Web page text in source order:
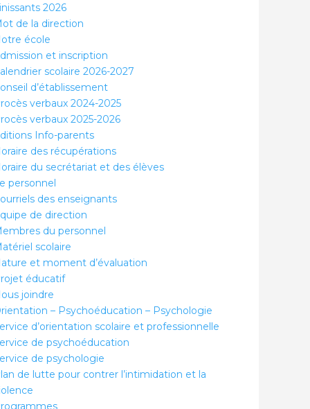
2026
de la direction
école
et inscription
scolaire 2026-2027
d’établissement
verbaux 2024-2025
verbaux 2025-2026
Info-parents
des récupérations
du secrétariat et des élèves
personnel
des enseignants
de direction
du personnel
scolaire
et moment d’évaluation
éducatif
joindre
– Psychoéducation – Psychologie
d’orientation scolaire et professionnelle
de psychoéducation
de psychologie
de lutte pour contrer l’intimidation et la